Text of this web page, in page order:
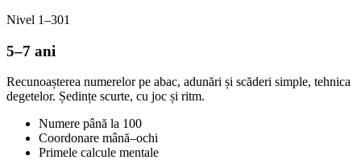
Nivel 1–301
5–7 ani
Recunoașterea numerelor pe abac, adunări și scăderi simple, tehnica
degetelor. Ședințe scurte, cu joc și ritm.
Numere până la 100
Coordonare mână–ochi
Primele calcule mentale